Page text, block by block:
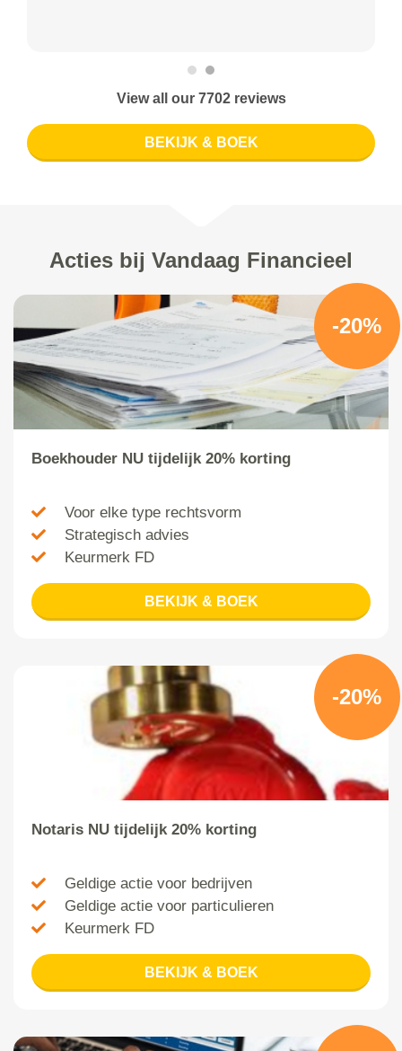
View all our 7702 reviews
BEKIJK & BOEK
Acties bij Vandaag Financieel
-20%
Boekhouder NU tijdelijk 20% korting
Voor elke type rechtsvorm
Strategisch advies
Keurmerk FD
BEKIJK & BOEK
-20%
Notaris NU tijdelijk 20% korting
Geldige actie voor bedrijven
Geldige actie voor particulieren
Keurmerk FD
BEKIJK & BOEK